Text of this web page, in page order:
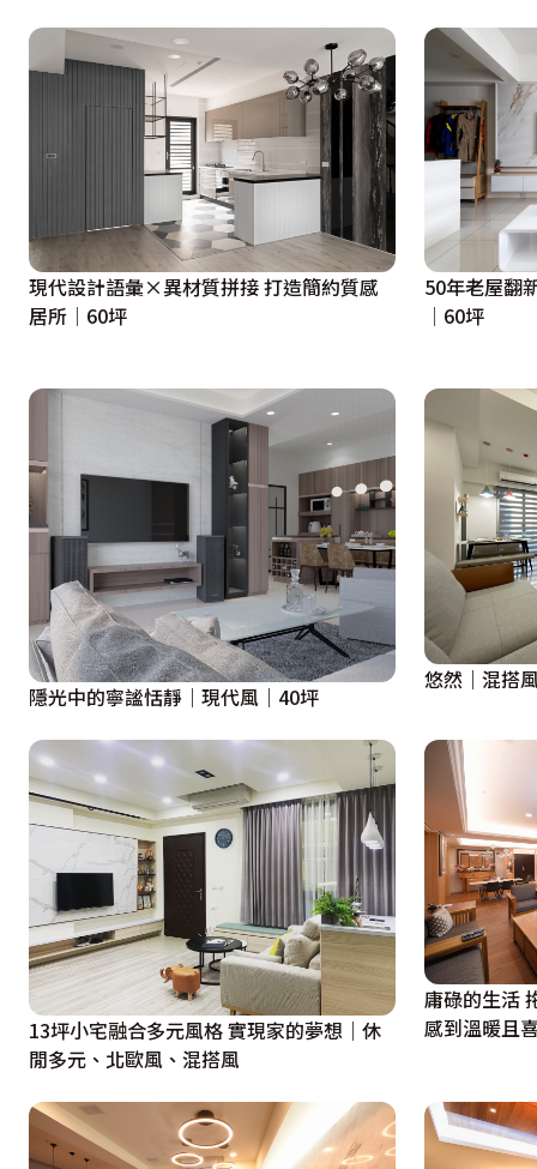
現代設計語彙×異材質拼接 打造簡約質感
居所│60坪
50年老屋翻
│60坪
隱光中的寧謐恬靜｜現代風｜40坪
悠然｜混搭
13坪小宅融合多元風格 實現家的夢想｜休
閒多元、北歐風、混搭風
庸碌的生活
感到溫暖且